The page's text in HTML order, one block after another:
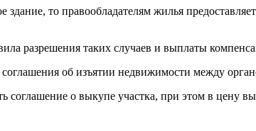
то правообладателям жилья
разрешения таких случаев и выплаты
об изъятии недвижимости между
соглашение о выкупе участка, при этом в цену